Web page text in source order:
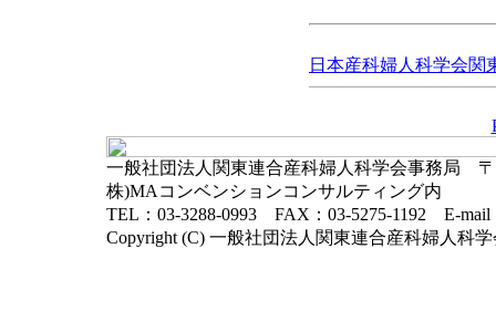
日本産科婦人科学会関
一般社団法人関東連合産科婦人科学会事務局 〒
株)MAコンベンションコンサルティング内
TEL：03-3288-0993 FAX：03-5275-1192 E-mail
Copyright (C) 一般社団法人関東連合産科婦人科